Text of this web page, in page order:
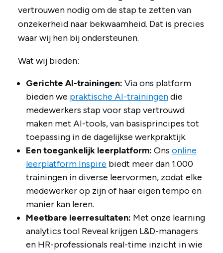
vertrouwen nodig om de stap te zetten van
onzekerheid naar bekwaamheid. Dat is precies
waar wij hen bij ondersteunen.
Wat wij bieden:
Gerichte AI-trainingen: Via ons platform
bieden we praktische AI-trainingendie
medewerkers stap voor stap vertrouwd
maken met AI-tools, van basisprincipes tot
toepassing in de dagelijkse werkpraktijk.
Een toegankelijk leerplatform: Ons online
leerplatform Inspire biedt meer dan 1.000
trainingen in diverse leervormen, zodat elke
medewerker op zijn of haar eigen tempo en
manier kan leren.
Meetbare leerresultaten: Met onze learning
analytics tool Reveal krijgen L&D-managers
en HR-professionals real-time inzicht in wie